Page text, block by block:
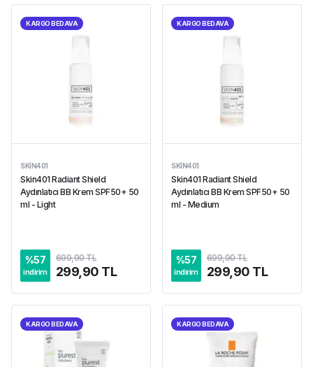
KARGO BEDAVA
SKIN401
Skin401 Radiant Shield
Aydınlatıcı BB Krem SPF50+ 50
ml - Light
%57
indirim
699,90 TL
299,90 TL
KARGO BEDAVA
SKIN401
Skin401 Radiant Shield
Aydınlatıcı BB Krem SPF50+ 50
ml - Medium
%57
indirim
699,90 TL
299,90 TL
KARGO BEDAVA KARGO BEDAVA